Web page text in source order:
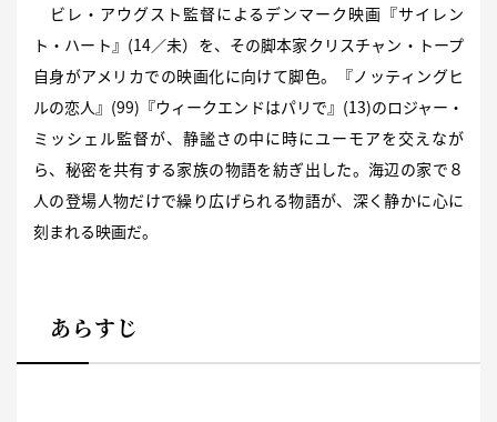
ビレ・アウグスト監督によるデンマーク映画『サイレン
ト・ハート』(14／未）を、その脚本家クリスチャン・トープ
自身がアメリカでの映画化に向けて脚色。『ノッティングヒ
ルの恋人』(99)『ウィークエンドはパリで』(13)のロジャー・
ミッシェル監督が、静謐さの中に時にユーモアを交えなが
ら、秘密を共有する家族の物語を紡ぎ出した。海辺の家で８
人の登場人物だけで繰り広げられる物語が、深く静かに心に
刻まれる映画だ。
あらすじ